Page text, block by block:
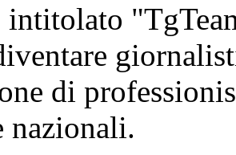
intitolato
di
nazionali.